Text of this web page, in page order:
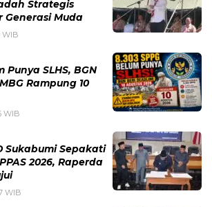
Strategis
Muda
WIB
Punya SLHS, BGN
Rampung 10
WIB
Sukabumi Sepakati
2026, Raperda
WIB